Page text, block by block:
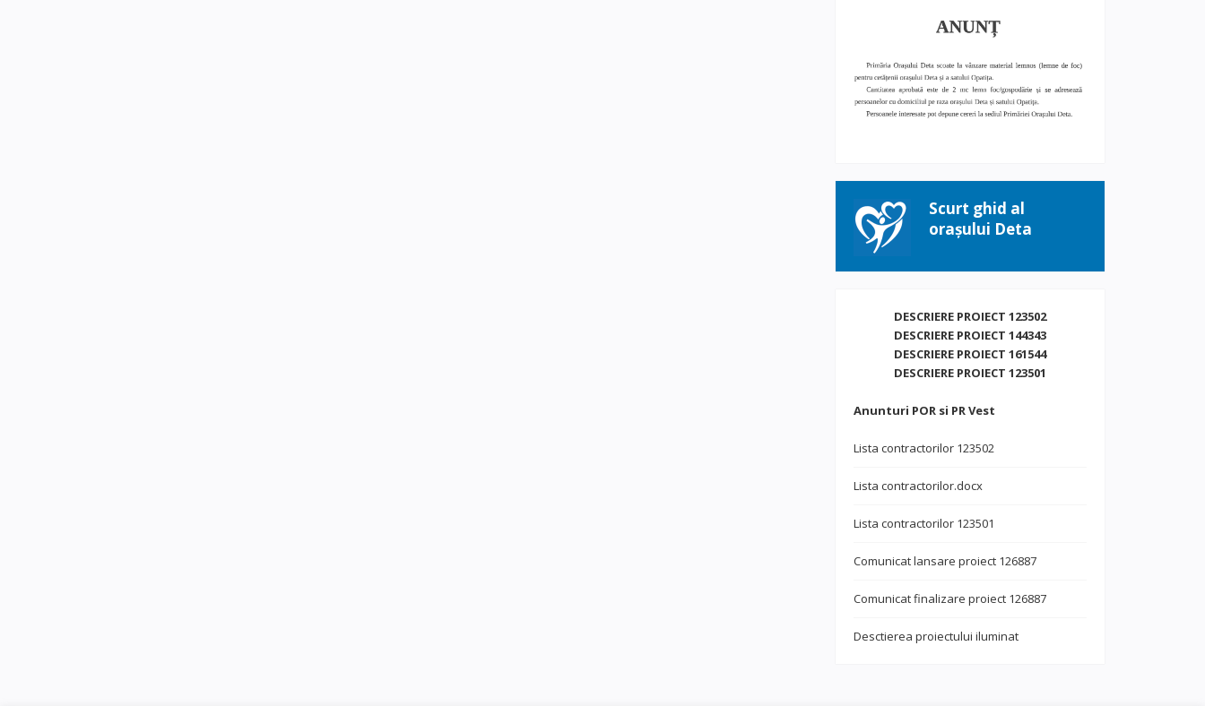
Scurt ghid al
orașului Deta
DESCRIERE PROIECT 123502
DESCRIERE PROIECT 144343
DESCRIERE PROIECT 161544
DESCRIERE PROIECT 123501
Anunturi POR si PR Vest
Lista contractorilor 123502
Lista contractorilor.docx
Lista contractorilor 123501
Comunicat lansare proiect 126887
Comunicat finalizare proiect 126887
Desctierea proiectului iluminat